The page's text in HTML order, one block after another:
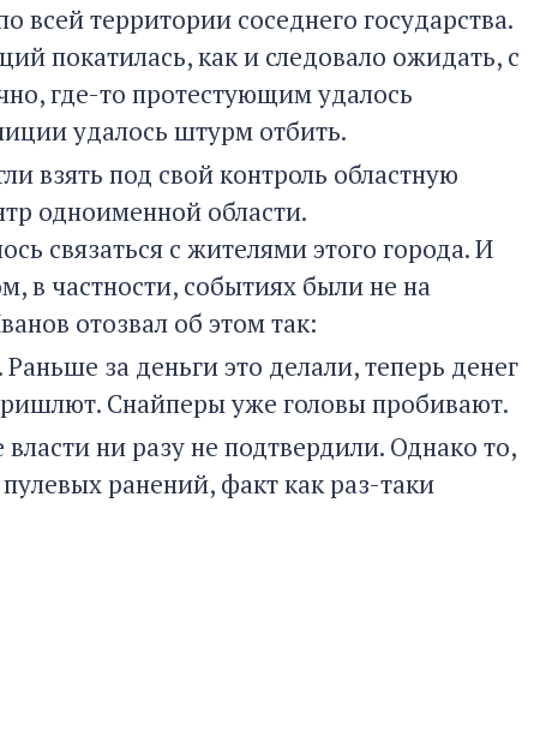
всей территории соседнего государства.
покатилась, как и следовало ожидать, с
где-то протестующим удалось
удалось штурм отбить.
взять под свой контроль областную
одноименной области.
связаться с жителями этого города. И
в частности, событиях были не на
отозвал об этом так:
за деньги это делали, теперь денег
Снайперы уже головы пробивают.
ни разу не подтвердили. Однако то,
ранений, факт как раз-таки